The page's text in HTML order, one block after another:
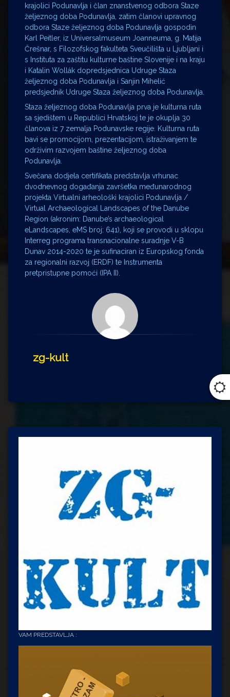
krajolici Podunavlja i član znanstvenog odbora Staze
željeznog doba Podunavlja, zatim članovi upravnog
odbora Staze željeznog doba Podunavlja gospodin
Karl Peitler, iz Universalmuseum Joanneuma, g. Matija
Črešnar, s Filozofskog fakulteta Sveučilišta u Ljubljani i
s Instituta za zaštitu kulturne baštine Slovenije i na kraju
i Katalin Wollák dopredsjednica Udruge Staza
željeznog doba Podunavlja i Sanjin Mihelić
predsjednik Udruge Staza željeznog doba Podunavlja.
Staza željeznog doba Podunavlja prva je kulturna ruta
sa sjedištem u Republici Hrvatskoj te je okuplja 30
članova iz 7 zemalja Podunavske regije. Kulturna ruta
bavi se promocijom, prezentacijom, istraživanjem te
održivim razvojem baštine željeznog doba
Podunavlja.
Svečana dodjela certifikata predstavlja vrhunac
dvodnevnog događanja završetka međunarodnog
projekta Virtualni arheološki krajolici Podunavlja /
Virtual Archaeological Landscapes of the Danube
Region (akronim: Danube’s archaeological
eLandscapes, eMS broj: 641), koji se provodi u sklopu
Interreg programa transnacionalne suradnje V-B
Dunav 2014-2020 te je sufinaciran iz Europskog fonda
za regionalni razvoj (ERDF) te Instrumenta
pretpristupne pomoći (IPA II).
zg-kult
VAM PREDSTAVLJA :